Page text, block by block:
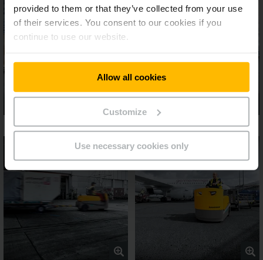
provided to them or that they’ve collected from your use
of their services. You consent to our cookies if you
continue to use our website.
Allow all cookies
Customize
Use necessary cookies only